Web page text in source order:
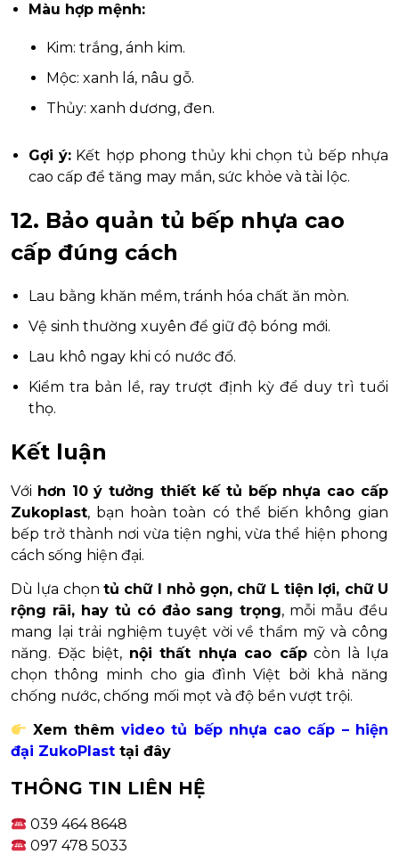
Màu hợp mệnh:
Kim: trắng, ánh kim.
Mộc: xanh lá, nâu gỗ.
Thủy: xanh dương, đen.
Gợi ý: Kết hợp phong thủy khi chọn tủ bếp nhựa
cao cấp để tăng may mắn, sức khỏe và tài lộc.
12. Bảo quản tủ bếp nhựa cao
cấp đúng cách
Lau bằng khăn mềm, tránh hóa chất ăn mòn.
Vệ sinh thường xuyên để giữ độ bóng mới.
Lau khô ngay khi có nước đổ.
Kiểm tra bản lề, ray trượt định kỳ để duy trì tuổi
thọ.
Kết luận
Với hơn 10 ý tưởng thiết kế tủ bếp nhựa cao cấp
Zukoplast, bạn hoàn toàn có thể biến không gian
bếp trở thành nơi vừa tiện nghi, vừa thể hiện phong
cách sống hiện đại.
Dù lựa chọn tủ chữ I nhỏ gọn, chữ L tiện lợi, chữ U
rộng rãi, hay tủ có đảo sang trọng, mỗi mẫu đều
mang lại trải nghiệm tuyệt vời về thẩm mỹ và công
năng. Đặc biệt, nội thất nhựa cao cấpcòn là lựa
chọn thông minh cho gia đình Việt bởi khả năng
chống nước, chống mối mọt và độ bền vượt trội.
Xem thêmvideo tủ bếp nhựa cao cấp – hiện
đại ZukoPlast tại đây
THÔNG TIN LIÊN HỆ
039 464 8648
097 478 5033